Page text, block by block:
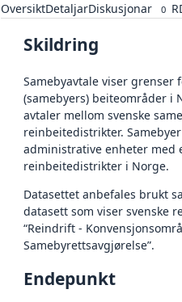
OversiktDetaljarDiskusjonar 0
Skildring
Samebyavtale viser grenser
(samebyers) beiteområder i
avtaler mellom svenske
reinbeitedistrikter.
administrative enheter med
reinbeitedistrikter i Norge.
Datasettet anbefales brukt
datasett som viser svenske
“Reindrift -
Samebyrettsavgjørelse”.
Endepunkt